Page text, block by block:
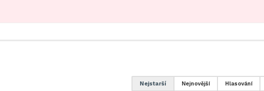
Hlasování
Nejnovější
Nejstarší